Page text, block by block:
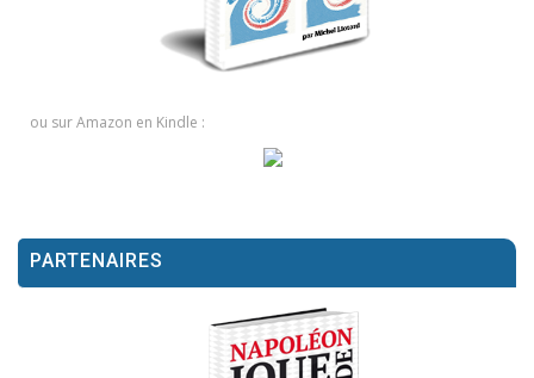
ou sur Amazon en Kindle :
PARTENAIRES